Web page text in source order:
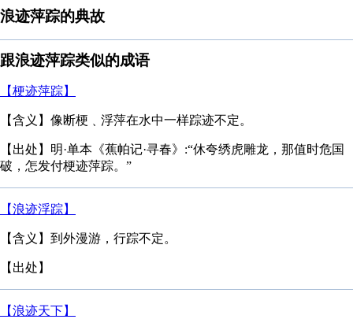
浪迹萍踪的典故
跟浪迹萍踪类似的成语
【梗迹萍踪】
【含义】像断梗﹑浮萍在水中一样踪迹不定。
【出处】明·单本《蕉帕记·寻春》:“休夸绣虎雕龙，那值时危国
破，怎发付梗迹萍踪。”
【浪迹浮踪】
【含义】到外漫游，行踪不定。
【出处】
【浪迹天下】